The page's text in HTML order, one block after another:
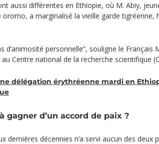
aussi différentes en Ethiopie, où M. Abiy,
oromo, a marginalisé la vieille garde tigréenne,
d’animosité personnelle”, souligne le Français
Centre national de la recherche scientifique
délégation érythréenne mardi en
gagner d’un accord de paix ?
dernières décennies n’a servi aucun des deux